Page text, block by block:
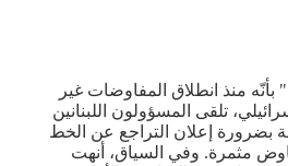
منذ انطلاق المفاوضات غير
تلقى المسؤولون اللبنانين
بضرورة إعلان التراجع عن الخط
مثمرة. وفي السياق، أنهت